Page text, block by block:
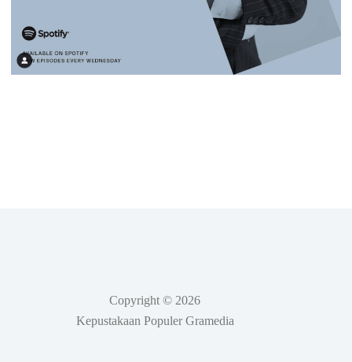
Copyright © 2026
Kepustakaan Populer Gramedia